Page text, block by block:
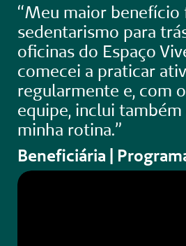
“Meu maior benefício
sedentarismo para
oficinas do Espaço
comecei a praticar
regularmente e, com
equipe, inclui também
minha rotina.”
Beneficiária |